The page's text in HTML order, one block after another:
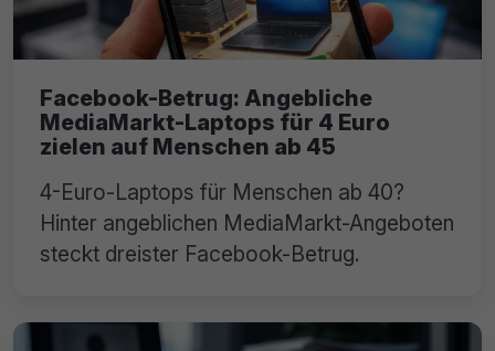
Facebook-Betrug: Angebliche
MediaMarkt-Laptops für 4 Euro
zielen auf Menschen ab 45
4-Euro-Laptops für Menschen ab 40?
Hinter angeblichen MediaMarkt-Angeboten
steckt dreister Facebook-Betrug.